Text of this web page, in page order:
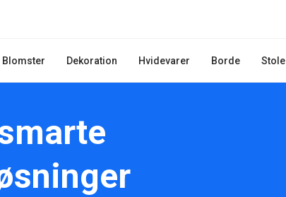
Blomster Dekoration Hvidevarer Borde Stole